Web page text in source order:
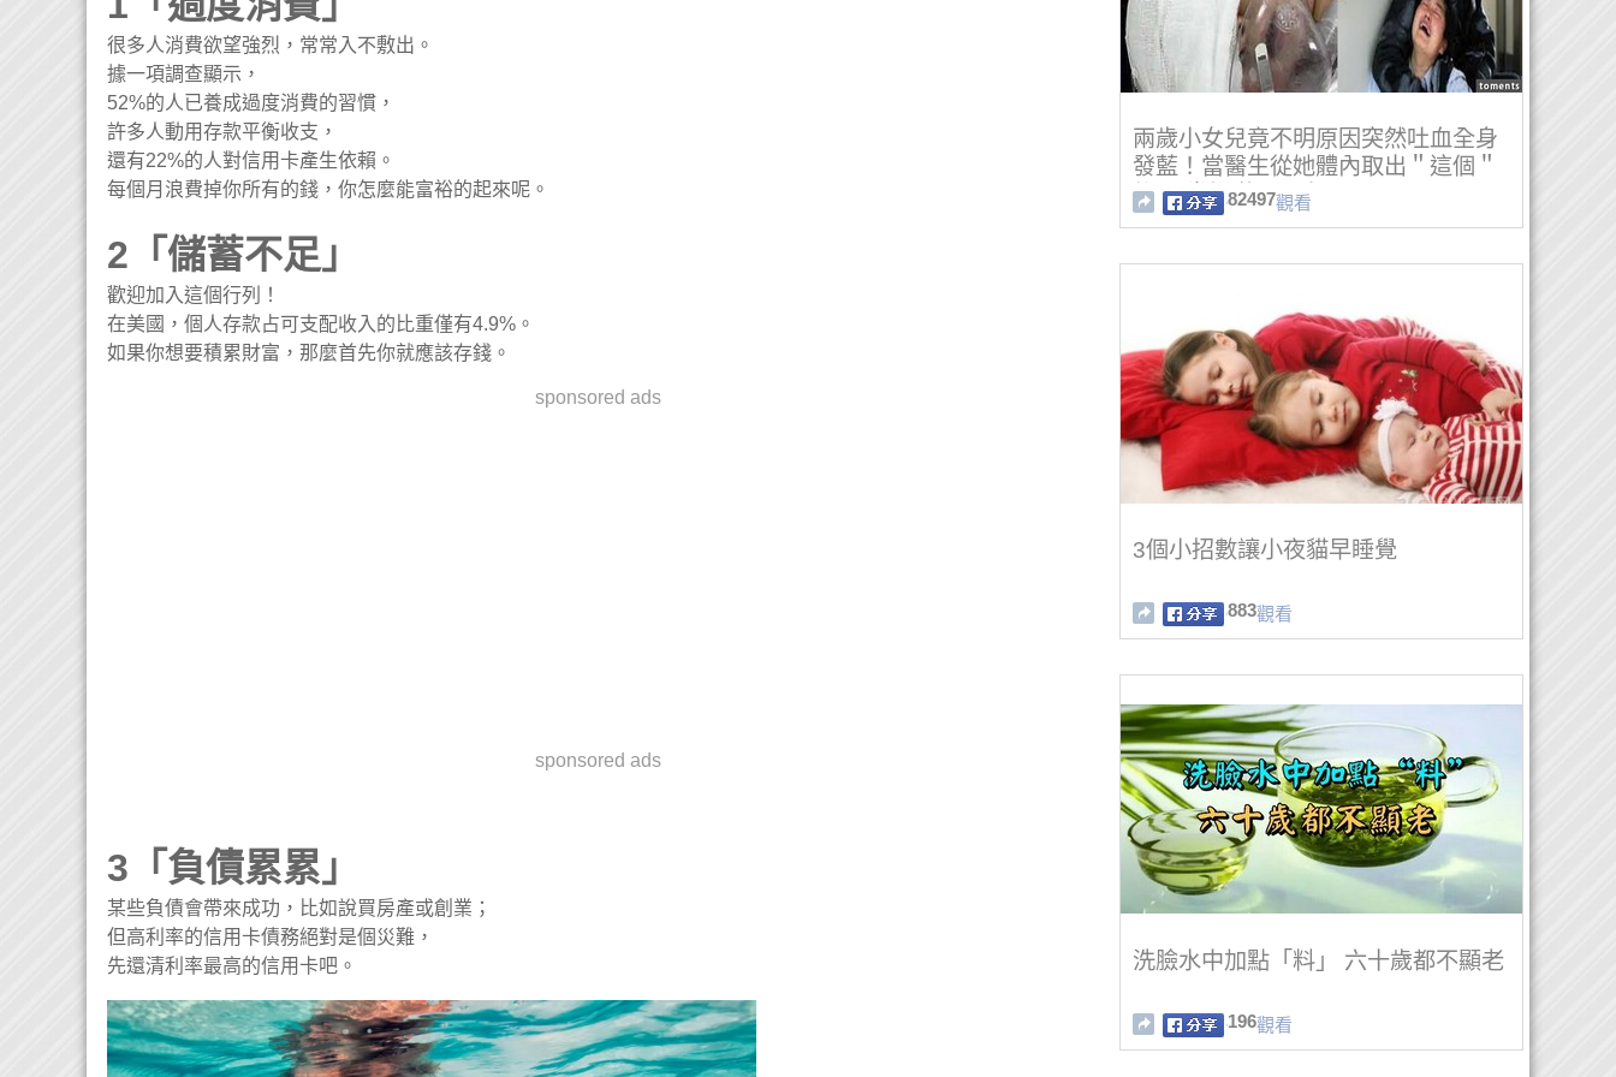
很多人消費欲望強烈，常常入不敷出。
據一項調查顯示，
52%的人已養成過度消費的習慣，
許多人動用存款平衡收支，
還有22%的人對信用卡產生依賴。
每個月浪費掉你所有的錢，你怎麼能富裕的起來呢。
2「儲蓄不足」
歡迎加入這個行列！
在美國，個人存款占可支配收入的比重僅有4.9%。
如果你想要積累財富，那麼首先你就應該存錢。
sponsored ads
sponsored ads
3「負債累累」
某些負債會帶來成功，比如說買房產或創業；
但高利率的信用卡債務絕對是個災難，
先還清利率最高的信用卡吧。
兩歲小女兒竟不明原因突然吐血全身
發藍！當醫生從她體內取出＂這個＂
後.....當場嚇暈眾人！
82497觀看
3個小招數讓小夜貓早睡覺
883觀看
洗臉水中加點「料」 六十歲都不顯老
196觀看